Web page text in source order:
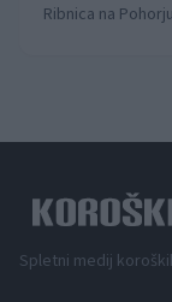
Ribnica na Pohorju
Spletni medij